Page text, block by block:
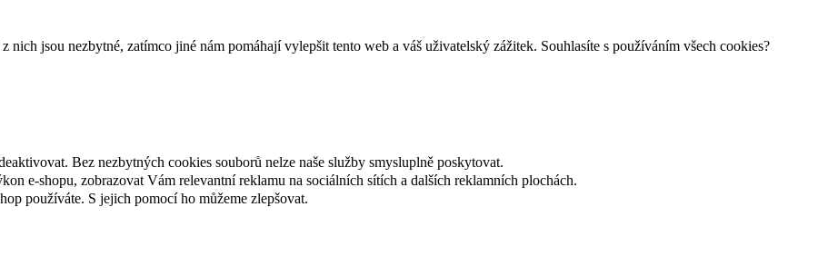
jsou nezbytné, zatímco jiné nám pomáhají vylepšit tento web a váš uživatelský zážitek. Souhlasíte s používáním všech cookies?
Bez nezbytných cookies souborů nelze naše služby smysluplně poskytovat.
e-shopu, zobrazovat Vám relevantní reklamu na sociálních sítích a dalších reklamních plochách.
používáte. S jejich pomocí ho můžeme zlepšovat.